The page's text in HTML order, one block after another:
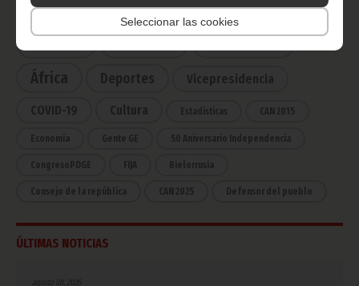
Seleccionar las cookies
CATEGORÍAS
África
Deportes Vicepresidencia
COVID-19 Cultura Estadísticas CAN 2015
Economía Gente GE 50 Aniversario Independencia
CongresoPDGE FIJA Bielorrusia
Consejo de la república CAN 2025 Defensor del pueblo
ÚLTIMAS NOTICIAS